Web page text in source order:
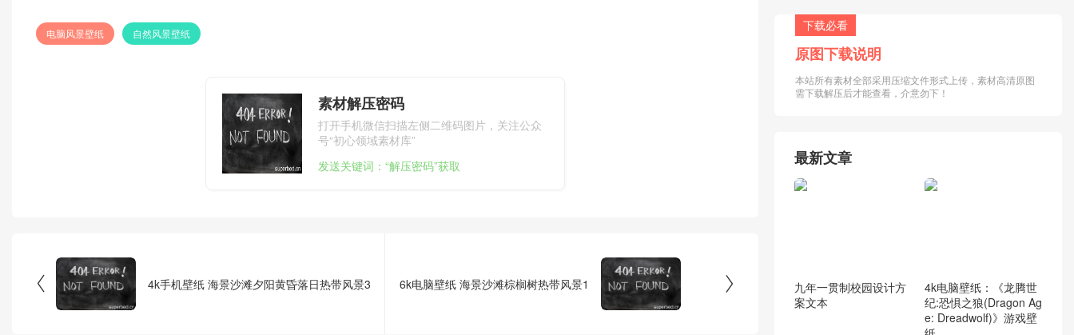
电脑风景壁纸 自然风景壁纸
素材解压密码
打开手机微信扫描左侧二维码图片，关注公众
号“初心领域素材库”
发送关键词：“解压密码”获取
 4k手机壁纸 海景沙滩夕阳黄昏落日热带风景3 
6k电脑壁纸 海景沙滩棕榈树热带风景1
下载必看
原图下载说明
本站所有素材全部采用压缩文件形式上传，素材高清原图
需下载解压后才能查看，介意勿下！
最新文章
九年一贯制校园设计方
案文本
4k电脑壁纸：《龙腾世
纪:恐惧之狼(Dragon Ag
e: Dreadwolf)》游戏壁